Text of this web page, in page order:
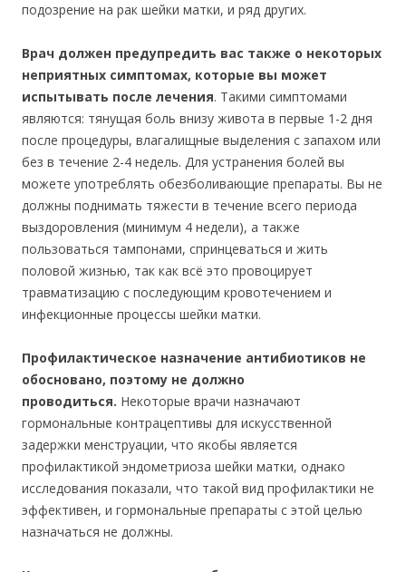
подозрение на рак шейки матки, и ряд других.
Врач должен предупредить вас также о некоторых
неприятных симптомах, которые вы может
испытывать после лечения. Такими симптомами
являются: тянущая боль внизу живота в первые 1-2 дня
после процедуры, влагалищные выделения с запахом или
без в течение 2-4 недель. Для устранения болей вы
можете употреблять обезболивающие препараты. Вы не
должны поднимать тяжести в течение всего периода
выздоровления (минимум 4 недели), а также
пользоваться тампонами, спринцеваться и жить
половой жизнью, так как всё это провоцирует
травматизацию с последующим кровотечением и
инфекционные процессы шейки матки.
Профилактическое назначение антибиотиков не
обосновано, поэтому не должно
проводиться. Некоторые врачи назначают
гормональные контрацептивы для искусственной
задержки менструации, что якобы является
профилактикой эндометриоза шейки матки, однако
исследования показали, что такой вид профилактики не
эффективен, и гормональные препараты с этой целью
назначаться не должны.